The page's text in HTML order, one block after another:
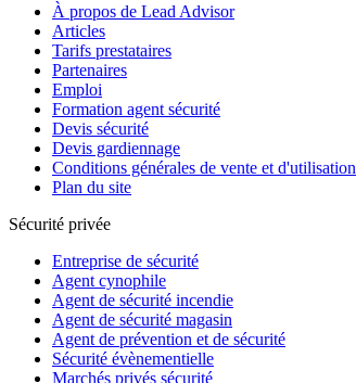
À propos de Lead Advisor
Articles
Tarifs prestataires
Partenaires
Emploi
Formation agent sécurité
Devis sécurité
Devis gardiennage
Conditions générales de vente et d'utilisation
Plan du site
Sécurité privée
Entreprise de sécurité
Agent cynophile
Agent de sécurité incendie
Agent de sécurité magasin
Agent de prévention et de sécurité
Sécurité évènementielle
Marchés privés sécurité